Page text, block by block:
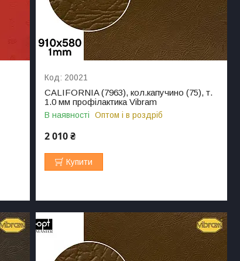
20021
CALIFORNIA (7963), кол.капучино (75), т.
1.0 мм профілактика Vibram
В наявності Оптом і в роздріб
2 010 ₴
Купити